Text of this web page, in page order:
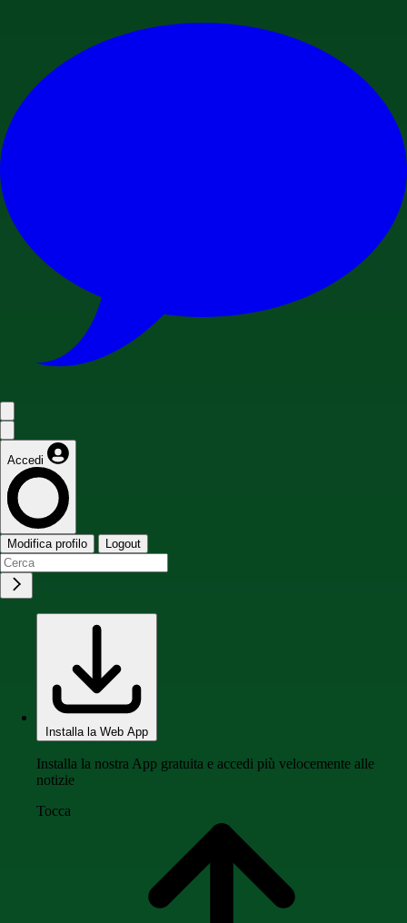
Accedi
Modifica profilo Logout
Installa la Web App
Installa la nostra App gratuita e accedi più velocemente alle
notizie
Tocca